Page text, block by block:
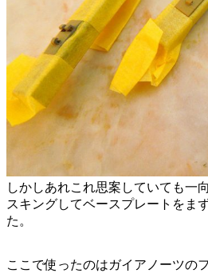
しかしあれこれ思案していても一
スキングしてベースプレートをま
た。
ここで使ったのはガイアノーツの